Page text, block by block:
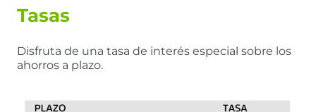
Tasas
Disfruta de una tasa de interés especial sobre los
ahorros a plazo.